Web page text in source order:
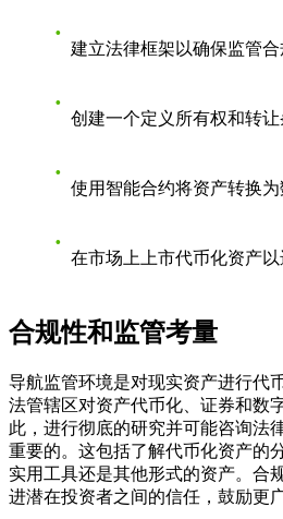
建立法律框架以确保监管合
创建一个定义所有权和转让
使用智能合约将资产转换为
在市场上上市代币化资产以
合规性和监管考量
导航监管环境是对现实资产进行代
法管辖区对资产代币化、证券和数
此，进行彻底的研究并可能咨询法
重要的。这包括了解代币化资产的
实用工具还是其他形式的资产。合
进潜在投资者之间的信任，鼓励更